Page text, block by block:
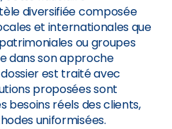
diversifiée composée
et internationales que
ou groupes
dans son approche
est traité avec
proposées sont
besoins réels des clients,
uniformisées.